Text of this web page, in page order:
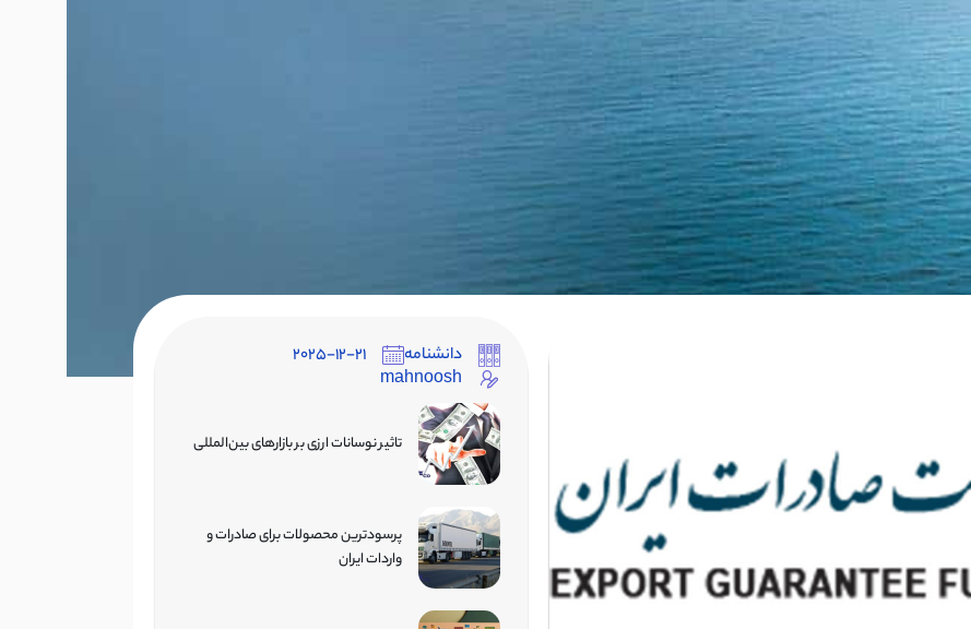
خانه خدمات دانشنامه درباره ما تماس با ما
دانشنامه
2025-12-21
mahnoosh
تاثیر نوسانات ارزی بر بازارهای بین‌المللی
پرسودترین محصولات برای صادرات و
واردات ایران